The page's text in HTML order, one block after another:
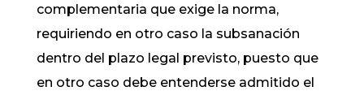
complementaria que exige la norma,
requiriendo en otro caso la subsanación
dentro del plazo legal previsto, puesto que
en otro caso debe entenderse admitido el